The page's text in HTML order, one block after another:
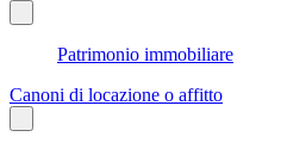
Patrimonio immobiliare
Canoni di locazione o affitto